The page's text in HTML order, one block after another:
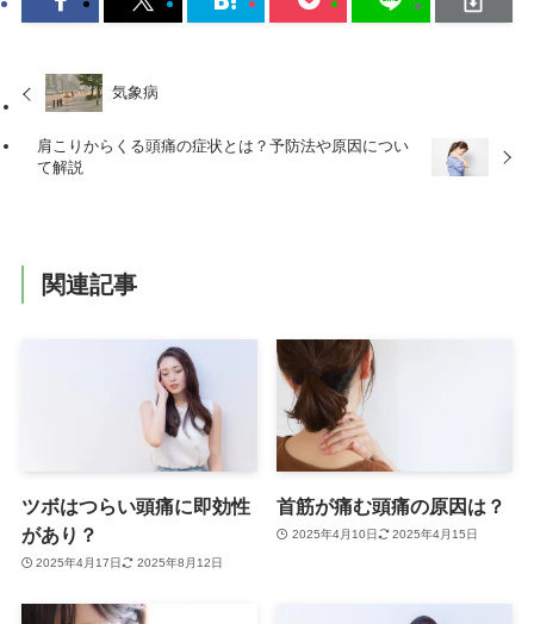
気象病
肩こりからくる頭痛の症状とは？予防法や原因につい
て解説
関連記事
ツボはつらい頭痛に即効性
があり？
2025年4月17日 2025年8月12日
首筋が痛む頭痛の原因は？
2025年4月10日 2025年4月15日